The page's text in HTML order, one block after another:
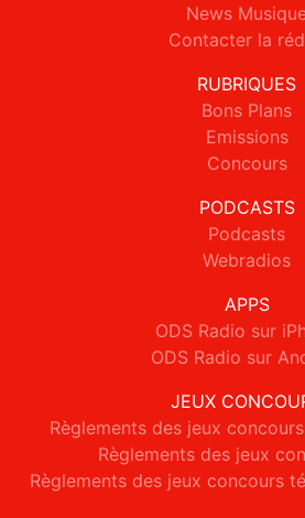
News
Contacter la
RUBRIQUES
Bons Plans
Emissions
Concours
PODCASTS
Podcasts
Webradios
APPS
ODS Radio sur
ODS Radio sur
JEUX
Règlements des jeux
Règlements des jeux
Règlements des jeux concours